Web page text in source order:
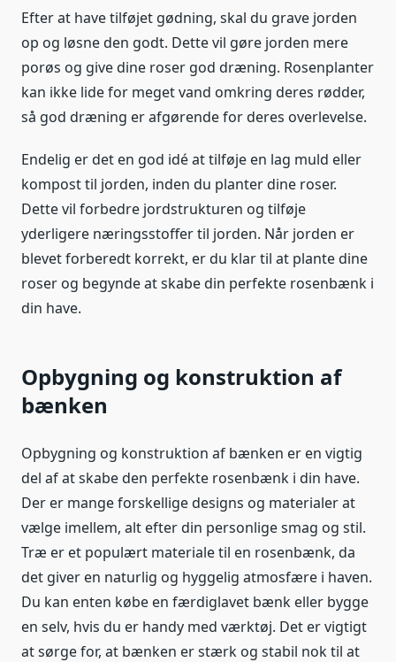
Efter at have tilføjet gødning, skal du grave jorden
op og løsne den godt. Dette vil gøre jorden mere
porøs og give dine roser god dræning. Rosenplanter
kan ikke lide for meget vand omkring deres rødder,
så god dræning er afgørende for deres overlevelse.
Endelig er det en god idé at tilføje en lag muld eller
kompost til jorden, inden du planter dine roser.
Dette vil forbedre jordstrukturen og tilføje
yderligere næringsstoffer til jorden. Når jorden er
blevet forberedt korrekt, er du klar til at plante dine
roser og begynde at skabe din perfekte rosenbænk i
din have.
Opbygning og konstruktion af
bænken
Opbygning og konstruktion af bænken er en vigtig
del af at skabe den perfekte rosenbænk i din have.
Der er mange forskellige designs og materialer at
vælge imellem, alt efter din personlige smag og stil.
Træ er et populært materiale til en rosenbænk, da
det giver en naturlig og hyggelig atmosfære i haven.
Du kan enten købe en færdiglavet bænk eller bygge
en selv, hvis du er handy med værktøj. Det er vigtigt
at sørge for, at bænken er stærk og stabil nok til at